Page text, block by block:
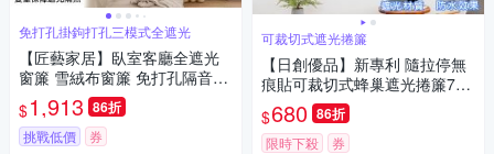
免打孔掛鉤打孔三模式全遮光
【匠藝家居】臥室客廳全遮光
窗簾 雪絨布窗簾 免打孔隔音窗
簾 雪絨奶茶 掛鉤款 2.6-3.1m
簾子高度2.5米
$1,913 86折
挑戰低價 券
可裁切式遮光捲簾
【日創優品】新專利 隨拉停無
痕貼可裁切式蜂巢遮光捲簾74*
163(蜂巢捲簾/遮光簾/百摺簾/
窗簾/門簾)
$680 86折
限時下殺 券